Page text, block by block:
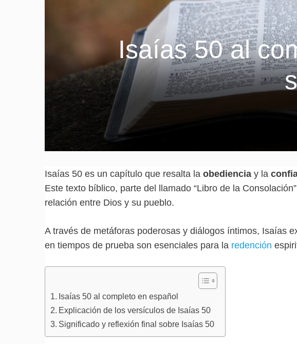
Isaías 50 al
Isaías 50 es un capítulo que resalta la obediencia y la
Este texto bíblico, parte del llamado “Libro de la
relación entre Dios y su pueblo.
A través de metáforas poderosas y diálogos íntimos, Isaías
en tiempos de prueba son esenciales para la redención
Isaías 50 al completo en español
Explicación de los versículos de Isaías 50
Significado y reflexión final sobre Isaías 50